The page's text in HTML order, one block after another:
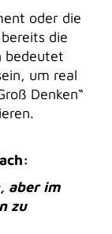
oder die
die
bedeutet
um real
Denken“
aber im
zu